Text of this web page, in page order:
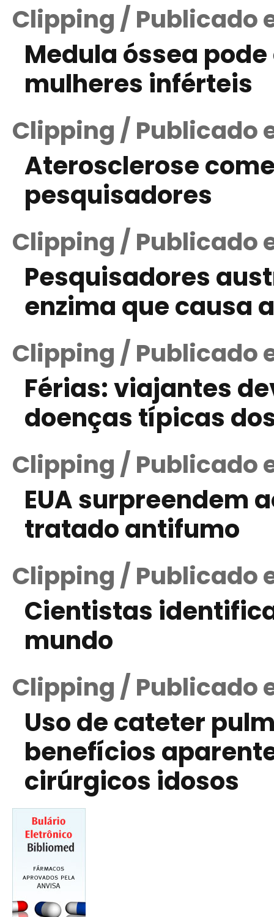
Clipping / Publicado
Medula óssea
mulheres inférteis
Clipping / Publicado
Aterosclerose
pesquisadores
Clipping / Publicado
Pesquisadores
enzima que causa
Clipping / Publicado
Férias: viajantes
doenças típicas
Clipping / Publicado
EUA surpreendem
tratado antifumo
Clipping / Publicado
Cientistas
mundo
Clipping / Publicado
Uso de cateter
benefícios
cirúrgicos idosos